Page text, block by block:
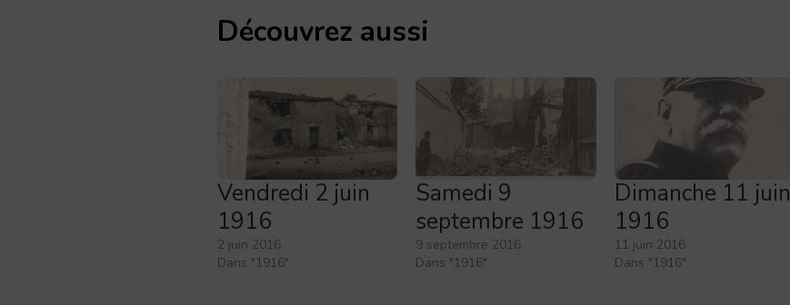
Découvrez aussi
Vendredi 2 juin
1916
2 juin 2016
Dans "1916"
Samedi 9
septembre 1916
9 septembre 2016
Dans "1916"
Dimanche 11 juin
1916
11 juin 2016
Dans "1916"